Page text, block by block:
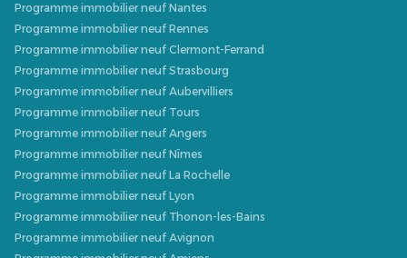
Programme immobilier neuf Nantes
Programme immobilier neuf Rennes
Programme immobilier neuf Clermont-Ferrand
Programme immobilier neuf Strasbourg
Programme immobilier neuf Aubervilliers
Programme immobilier neuf Tours
Programme immobilier neuf Angers
Programme immobilier neuf Nîmes
Programme immobilier neuf La Rochelle
Programme immobilier neuf Lyon
Programme immobilier neuf Thonon-les-Bains
Programme immobilier neuf Avignon